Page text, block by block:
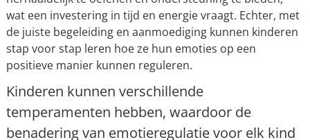
wat een investering in tijd en energie vraagt. Echter, met
de juiste begeleiding en aanmoediging kunnen kinderen
stap voor stap leren hoe ze hun emoties op een
positieve manier kunnen reguleren.
Kinderen kunnen verschillende
temperamenten hebben, waardoor de
benadering van emotieregulatie voor elk kind